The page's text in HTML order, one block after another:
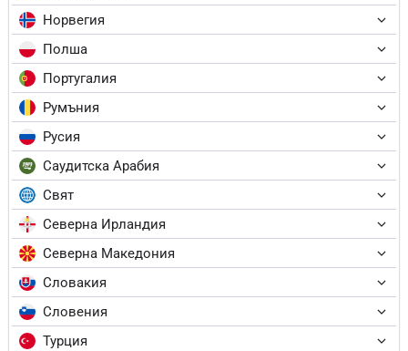
Норвегия
Полша
Португалия
Румъния
Русия
Саудитска Арабия
Свят
Северна Ирландия
Северна Македония
Словакия
Словения
Турция